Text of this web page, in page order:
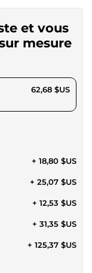
et vous
mesure
62,68 $US
+ 18,80 $US
+ 25,07 $US
+ 12,53 $US
+ 31,35 $US
+ 125,37 $US